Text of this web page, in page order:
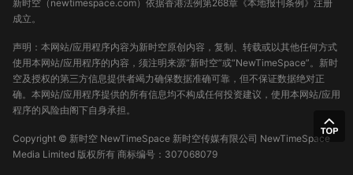
新时空（ newtimespace.com）依据香港法例第268章《本地报刊条例》注册
成立。
声明：本网站/应用程序内容为新时空原创内容，复制、转载或以其他任何方式
使用本网站/应用程序的内容，须注明来源“新时空”或“NewTimeSpace”。新时
空及授权的第三方信息提供者竭力确保数据准确可靠，但不保证数据绝对正
确。本网站/应用程序提供的所有信息均不构成任何投资建议，使用本网站/应用
程序的风险由阁下自身承担。
Copyright © 新时空 NewTimeSpace 新时空传媒有限公司 NewTimeSpace
Media Limited 版权所有 商标编号：307068079